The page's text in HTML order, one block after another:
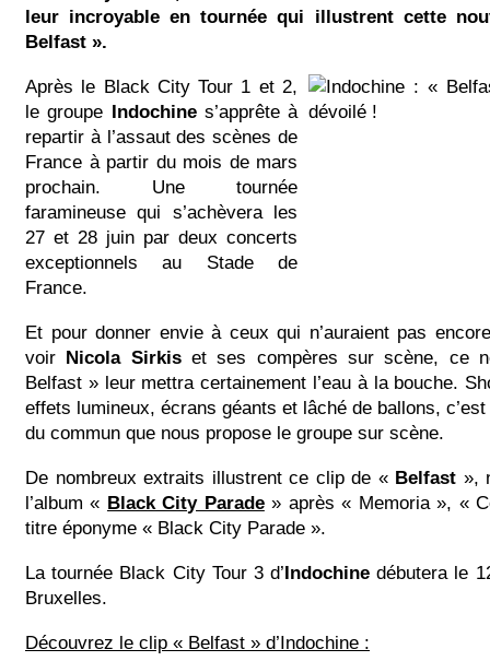
leur incroyable en tournée qui illustrent cette
Belfast ».
Après le Black City Tour 1 et 2,
le groupe Indochines’apprête à
repartir à l’assaut des scènes de
France à partir du mois de mars
prochain. Une tournée
faramineuse qui s’achèvera les
27 et 28 juin par deux concerts
exceptionnels au Stade de
France.
Et pour donner envie à ceux qui n’auraient pas
voir Nicola Sirkiset ses compères sur scène, ce
Belfast » leur mettra certainement l’eau à la bouche.
effets lumineux, écrans géants et lâché de ballons,
du commun que nous propose le groupe sur scène.
De nombreux extraits illustrent ce clip de « Belfast »,
l’album « Black City Parade» après « Memoria », «
titre éponyme « Black City Parade ».
La tournée Black City Tour 3 d’Indochine débutera le
Bruxelles.
Découvrez le clip « Belfast » d’Indochine :